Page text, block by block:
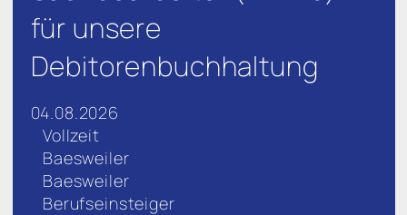
für unsere
Debitorenbuchhaltung
04.08.2026
Vollzeit
Baesweiler
Baesweiler
Berufseinsteiger